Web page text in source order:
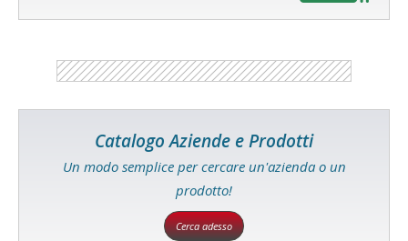
Catalogo Aziende e Prodotti
Un modo semplice per cercare un'azienda o un
prodotto!
Cerca adesso